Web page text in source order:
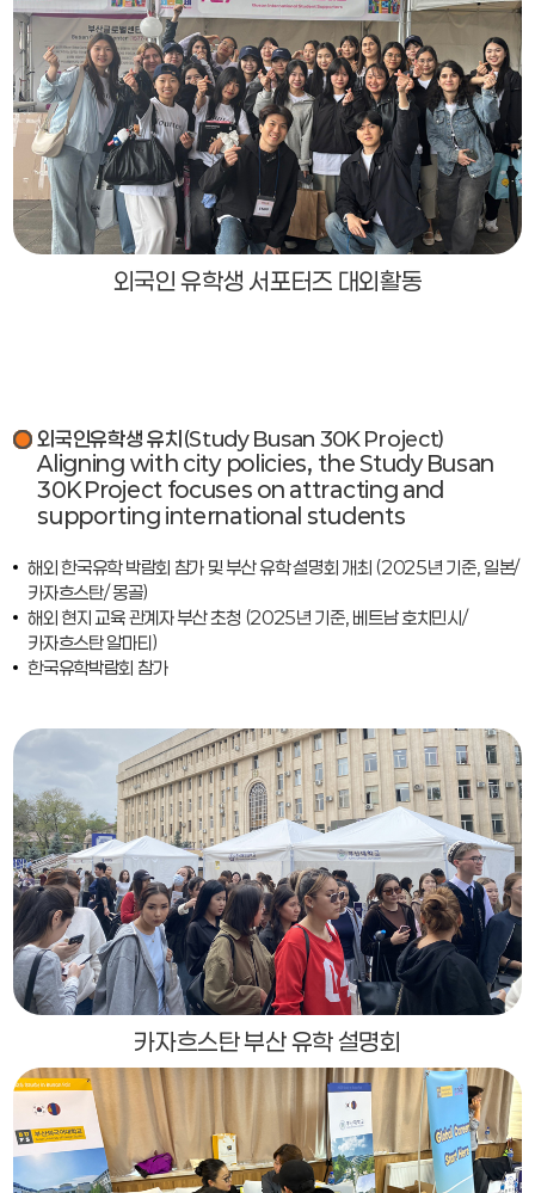
외국인 유학생 서포터즈 대외활동
외국인유학생 유치(Study Busan 30K Project)
Aligning with city policies, the Study Busan
30K Project focuses on attracting and
supporting international students
해외 한국유학 박람회 참가 및 부산 유학 설명회 개최 (2025년 기준, 일본/
카자흐스탄/ 몽골)
해외 현지 교육 관계자 부산 초청 (2025년 기준, 베트남 호치민시/
카자흐스탄 알마티)
한국유학박람회 참가
카자흐스탄 부산 유학 설명회